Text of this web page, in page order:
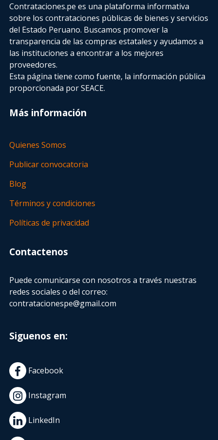
Contrataciones.pe es una plataforma informativa
sobre los contrataciones públicas de bienes y servicios
del Estado Peruano. Buscamos promover la
transparencia de las compras estatalesy ayudamos a
las instituciones a encontrar a los mejores
proveedores.
Esta página tiene como fuente, la información pública
proporcionada por SEACE.
Más información
Quienes Somos
Publicar convocatoria
Blog
Términos y condiciones
Políticas de privacidad
Contactenos
Puede comunicarse con nosotros a través nuestras
redes sociales o del correo:
contratacionespe@gmail.com
Siguenos en:
Facebook
Instagram
LinkedIn